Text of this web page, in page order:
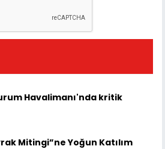
Havalimanı'nda kritik
Mitingi”ne Yoğun Katılım